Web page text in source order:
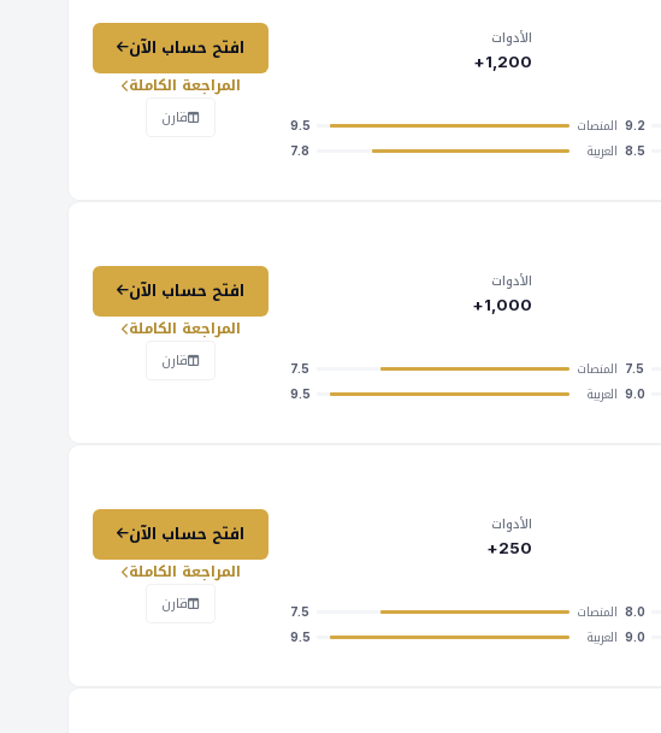
الأدوات
1,200+
9.2 المنصات 9.5
8.5 العربية 7.8
افتح حساب الآن
المراجعة الكاملة
قارن
الأدوات
1,000+
7.5 المنصات 7.5
9.0 العربية 9.5
افتح حساب الآن
المراجعة الكاملة
قارن
الأدوات
250+
8.0 المنصات 7.5
9.0 العربية 9.5
افتح حساب الآن
المراجعة الكاملة
قارن